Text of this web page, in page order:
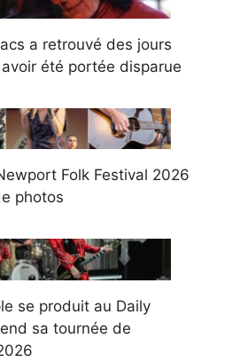
a retrouvé des jours
été portée disparue
Folk Festival 2026
photos
se produit au Daily
sa tournée de